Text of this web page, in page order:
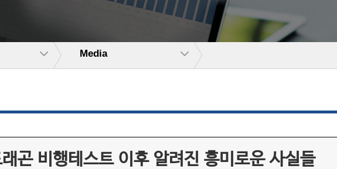
Media
곤 비행테스트 이후 알려진 흥미로운 사실들